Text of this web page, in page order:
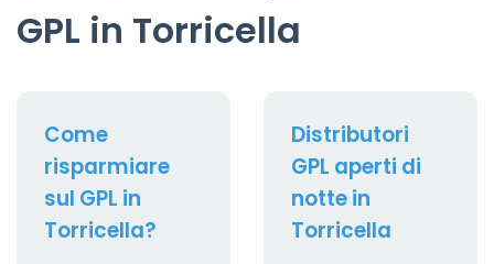
GPL in Torricella
Come
risparmiare
sul GPL in
Torricella?
Distributori
GPL aperti di
notte in
Torricella